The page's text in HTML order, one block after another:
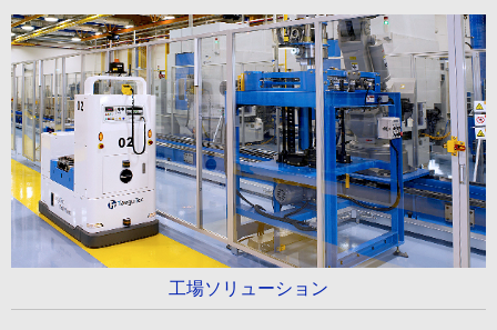
工場ソリューション